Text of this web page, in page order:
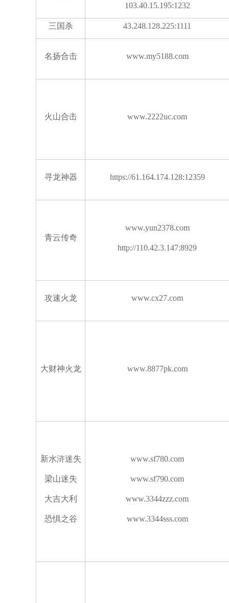
103.40.15.195:1232
三国杀 43.248.128.225:1111
名扬合击 www.my5188.com
火山合击 www.2222uc.com
寻龙神器 https://61.164.174.128:12359
青云传奇
www.yun2378.com
http://110.42.3.147:8929
攻速火龙 www.cx27.com
大财神火龙 www.8877pk.com
新水浒迷失
梁山迷失
大吉大利
恐惧之谷
www.sf780.com
www.sf790.com
www.3344zzz.com
www.3344sss.com